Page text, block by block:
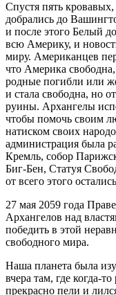
Спустя пять
добрались до
и после этого Белый
всю Америку, и
миру. Американцев
что Америка
родные погибли или
и стала свободна, но
руины. Архангелы
чтобы помочь своим
натиском своих
администрация была
Кремль, собор
Биг-Бен, Статуя
от всего этого
27 мая 2059 года
Архангелов над
победить в этой
свободного мира.
Наша планета была
вчера там, где когда-
прекрасно пели и